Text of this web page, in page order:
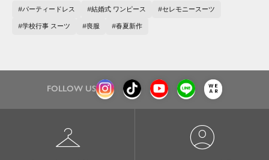
パーティードレス 結婚式 ワンピース セレモニースーツ
学校行事 スーツ 喪服 春夏新作
FOLLOW US
checkroom account_circle